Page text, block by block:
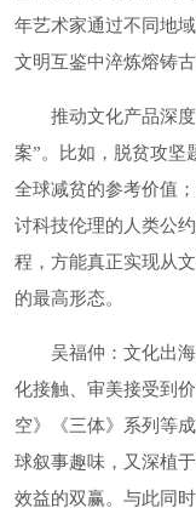
年艺术家通过不同地
文明互鉴中淬炼熔铸
推动文化产品深度
案”。比如，脱贫攻坚
全球减贫的参考价值
讨科技伦理的人类公
程，方能真正实现从
的最高形态。
吴福仲：文化出海
化接触、审美接受到
空》《三体》系列等
球叙事趣味，又深植
效益的双赢。与此同